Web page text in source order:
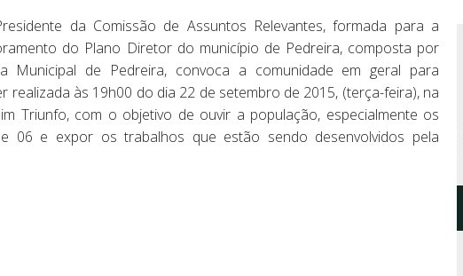
da Comissão de Assuntos Relevantes, formada para a
do Plano Diretor do município de Pedreira, composta por
Municipal de Pedreira, convoca a comunidade em geral para
realizada às 19h00 do dia 22 de setembro de 2015, (terça-feira), na
Triunfo, com o objetivo de ouvir a população, especialmente os
06 e expor os trabalhos que estão sendo desenvolvidos pela